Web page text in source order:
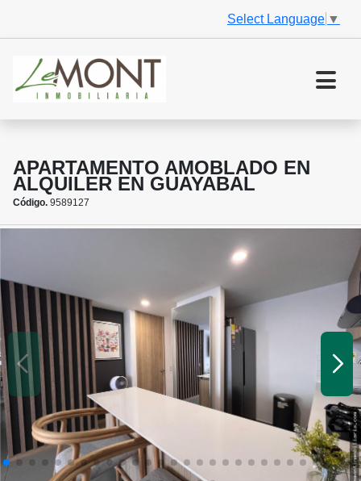
Select Language ▼
APARTAMENTO AMOBLADO EN
ALQUILER EN GUAYABAL
Código. 9589127